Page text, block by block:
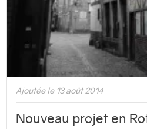
Ajoutée le 13 août 2014
Nouveau projet en